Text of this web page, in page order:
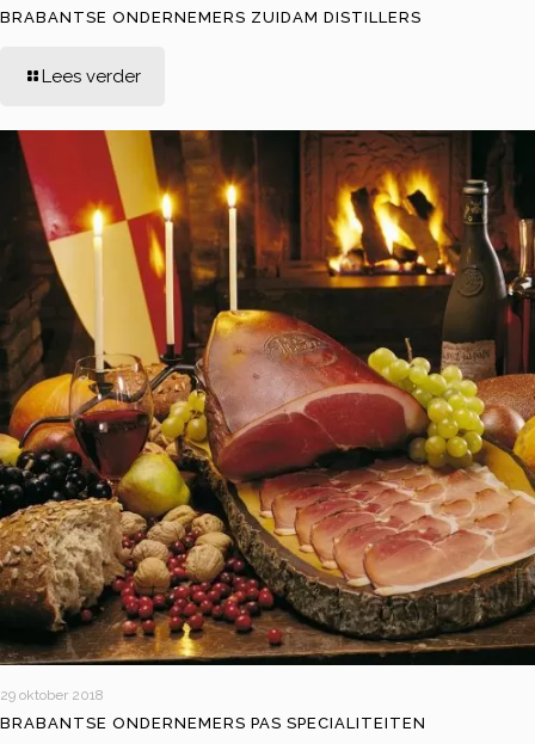
BRABANTSE ONDERNEMERS ZUIDAM DISTILLERS
Lees verder
29 oktober 2018
BRABANTSE ONDERNEMERS PAS SPECIALITEITEN